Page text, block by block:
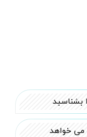
بشناسید